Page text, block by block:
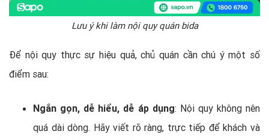
Lưu ý khi làm nội quy quán bida
Để nội quy thực sự hiệu quả, chủ quán cần chú ý một số
điểm sau:
Ngắn gọn, dễ hiểu, dễ áp dụng: Nội quy không nên
quá dài dòng. Hãy viết rõ ràng, trực tiếp để khách và